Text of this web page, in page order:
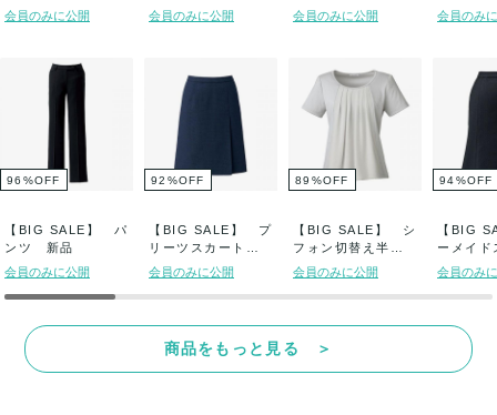
ベスト 新...
会員のみに公開
新品
会員のみに公開
会員のみに公開
スカー
会員のみ
96 %OFF
【BIG SALE】 パ
ンツ 新品
会員のみに公開
92 %OFF
【BIG SALE】 プ
リーツスカート
新品
会員のみに公開
89 %OFF
【BIG SALE】 シ
フォン切替え半袖
ニット 新...
会員のみに公開
94%OFF
【BIG
ーメイド
ト 新品
会員のみ
商品をもっと見る ＞